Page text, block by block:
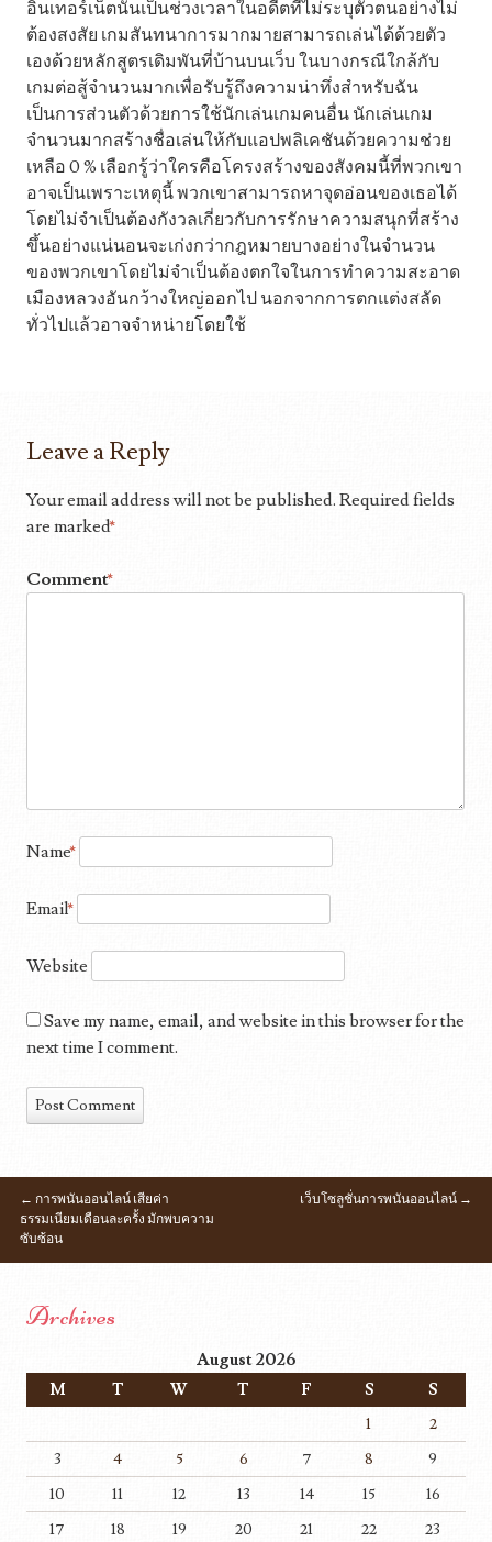
อินเทอร์เน็ตนั้นเป็นช่วงเวลาในอดีตที่ไม่ระบุตัวตนอย่างไม่
ต้องสงสัย เกมสันทนาการมากมายสามารถเล่นได้ด้วยตัว
เองด้วยหลักสูตรเดิมพันที่บ้านบนเว็บ ในบางกรณีใกล้กับ
เกมต่อสู้จำนวนมากเพื่อรับรู้ถึงความน่าทึ่งสำหรับฉัน
เป็นการส่วนตัวด้วยการใช้นักเล่นเกมคนอื่น นักเล่นเกม
จำนวนมากสร้างชื่อเล่นให้กับแอปพลิเคชันด้วยความช่วย
เหลือ 0 % เลือกรู้ว่าใครคือโครงสร้างของสังคมนี้ที่พวกเขา
อาจเป็นเพราะเหตุนี้ พวกเขาสามารถหาจุดอ่อนของเธอได้
โดยไม่จำเป็นต้องกังวลเกี่ยวกับการรักษาความสนุกที่สร้าง
ขึ้นอย่างแน่นอนจะเก่งกว่ากฎหมายบางอย่างในจำนวน
ของพวกเขาโดยไม่จำเป็นต้องตกใจในการทำความสะอาด
เมืองหลวงอันกว้างใหญ่ออกไป นอกจากการตกแต่งสลัด
ทั่วไปแล้วอาจจำหน่ายโดยใช้
Leave a Reply
Your email address will not be published. Required fields
are marked*
Comment*
Name*
Email*
Website
Save my name, email, and website in this browser for the
next time I comment.
POST NAVIGATION
← การพนันออนไลน์ เสียค่า
ธรรมเนียมเดือนละครั้ง มักพบความ
ซับซ้อน
เว็บโซลูชั่นการพนันออนไลน์ →
Archives
August 2026
M T W T F S
S
1
2
3
4 5 6 7 8
9
10
11 12 13 14 15
16
17
18 19 20 21 22
23